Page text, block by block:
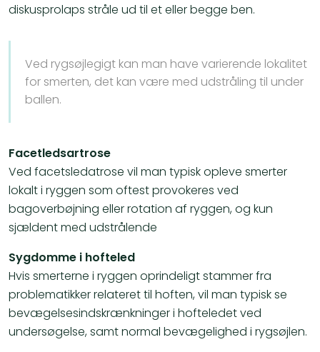
diskusprolaps stråle ud til et eller begge ben.
Ved rygsøjlegigt kan man have varierende lokalitet
for smerten, det kan være med udstråling til under
ballen.
Facetledsartrose
Ved facetsledatrose vil man typisk opleve smerter
lokalt i ryggen som oftest provokeres ved
bagoverbøjning eller rotation af ryggen, og kun
sjældent med udstrålende
Sygdomme i hofteled
Hvis smerterne i ryggen oprindeligt stammer fra
problematikker relateret til hoften, vil man typisk se
bevægelsesindskrænkninger i hofteledet ved
undersøgelse, samt normal bevægelighed i rygsøjlen.